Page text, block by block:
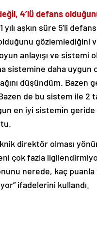
4’lü defans
aşkın süre 5’li
gözlemlediğini
anlayışı ve sistemi
sistemine daha
düşündüm. Bazen
de bu sistem ile
en iyi sistemin
direktör olması
çok fazla
nerede, kaç
ifadelerini kullandı.